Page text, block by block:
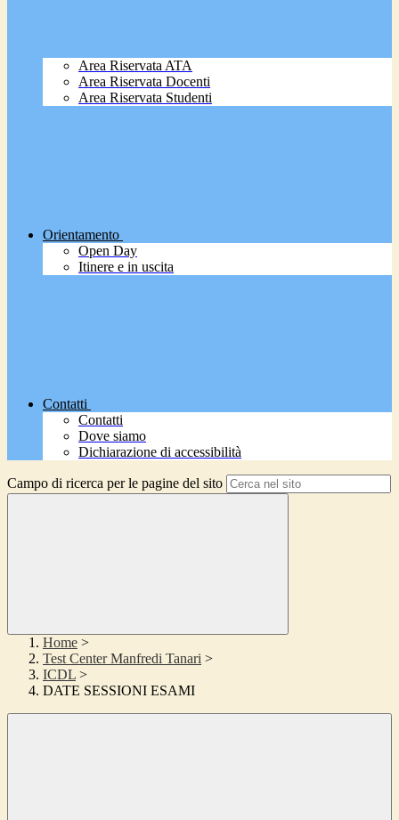
Area Riservata ATA
Area Riservata Docenti
Area Riservata Studenti
Orientamento
Open Day
Itinere e in uscita
Contatti
Contatti
Dove siamo
Dichiarazione di accessibilità
Campo di ricerca per le pagine del sito
Home >
Test Center Manfredi Tanari >
ICDL >
DATE SESSIONI ESAMI